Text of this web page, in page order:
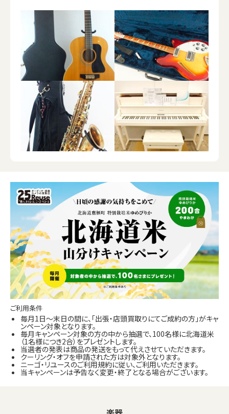
ご利用条件
毎月1日～末日の間に、「出張・店頭買取りにてご成約の方」がキャ
ンペーン対象となります。
毎月キャンペーン対象の方の中から抽選で、100名様に北海道米
（1名様につき2合）をプレゼントします。
当選者の発表は商品の発送をもって代えさせていただきます。
クーリング・オフを申請された方は対象外となります。
ニーゴ・リユースのご利用規約に従い、ご利用いただきます。
当キャンペーンは予告なく変更・終了となる場合がございます。